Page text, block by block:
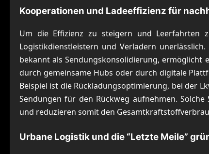
Kooperationen und Ladeeffizienz für
Um die Effizienz zu steigern und Leerfahrten
Logistikdienstleistern und Verladern
bekannt als Sendungskonsolidierung, ermöglicht
durch gemeinsame Hubs oder durch digitale
Beispiel ist die Rückladungsoptimierung, bei der
Sendungen für den Rückweg aufnehmen.
und reduzieren somit den
Urbane Logistik und die “Letzte Meile”